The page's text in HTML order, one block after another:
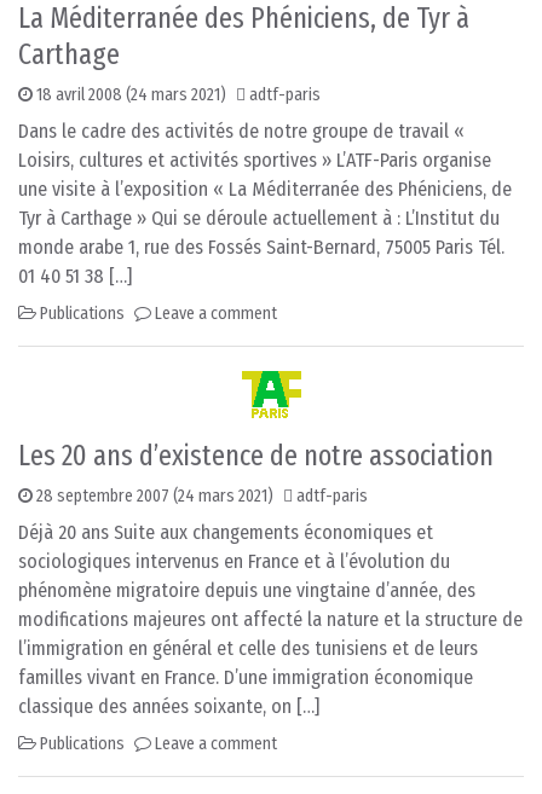
La Méditerranée des Phéniciens, de Tyr à
Carthage
18 avril 2008 (24 mars 2021) adtf-paris
Dans le cadre des activités de notre groupe de travail «
Loisirs, cultures et activités sportives » L’ATF-Paris organise
une visite à l’exposition « La Méditerranée des Phéniciens, de
Tyr à Carthage » Qui se déroule actuellement à : L’Institut du
monde arabe 1, rue des Fossés Saint-Bernard, 75005 Paris Tél.
01 40 51 38 […]
Publications Leave a comment
Les 20 ans d’existence de notre association
28 septembre 2007 (24 mars 2021) adtf-paris
Déjà 20 ans Suite aux changements économiques et
sociologiques intervenus en France et à l’évolution du
phénomène migratoire depuis une vingtaine d’année, des
modifications majeures ont affecté la nature et la structure de
l’immigration en général et celle des tunisiens et de leurs
familles vivant en France. D’une immigration économique
classique des années soixante, on […]
Publications Leave a comment